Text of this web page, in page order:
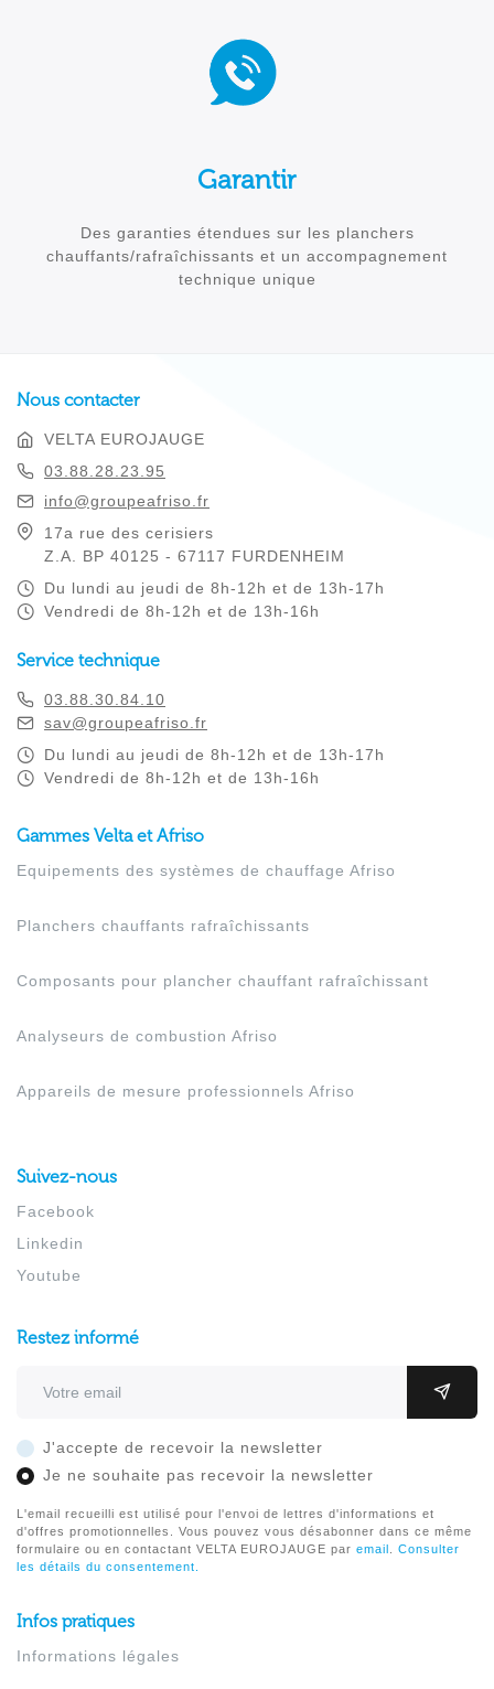
Garantir
Des garanties étendues sur les planchers
chauffants/rafraîchissants et un accompagnement
technique unique
Nous contacter
VELTA EUROJAUGE
03.88.28.23.95
info@groupeafriso.fr
17a rue des cerisiers
Z.A. BP 40125 - 67117 FURDENHEIM
Du lundi au jeudi de 8h-12h et de 13h-17h
Vendredi de 8h-12h et de 13h-16h
Service technique
03.88.30.84.10
sav@groupeafriso.fr
Du lundi au jeudi de 8h-12h et de 13h-17h
Vendredi de 8h-12h et de 13h-16h
Gammes Velta et Afriso
Equipements des systèmes de chauffage Afriso
Planchers chauffants rafraîchissants
Composants pour plancher chauffant rafraîchissant
Analyseurs de combustion Afriso
Appareils de mesure professionnels Afriso
Suivez-nous
Facebook
Linkedin
Youtube
Restez informé
J'accepte de recevoir la newsletter
Je ne souhaite pas recevoir la newsletter
L'email recueilli est utilisé pour l'envoi de lettres d'informations et
d'offres promotionnelles. Vous pouvez vous désabonner dans ce même
formulaire ou en contactant VELTA EUROJAUGE par email . Consulter
les détails du consentement.
Infos pratiques
Informations légales